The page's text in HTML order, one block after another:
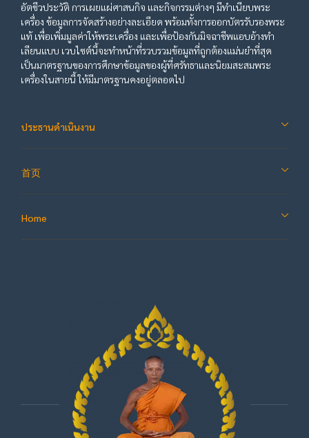
อัตชีวประวัติ การเผยแผ่ศาสนกิจ และกิจกรรมต่างๆ มีทำเนียบพระ
เครื่อง ข้อมูลการจัดสร้างอย่างละเอียด พร้อมทั้งการออกบัตรรับรองพระ
แท้ เพื่อเพิ่มมูลค่าให้พระเครื่อง และเพื่อป้องกันมิจฉาชีพแอบอ้างทำ
เลียนแบบ เวบไซต์นี้จะทำหน้าที่รวบรวมข้อมูลที่ถูกต้องแม่นยำที่สุด
เป็นมาตรฐานของการศึกษาข้อมูลของผู้ที่ศรัทธาและนิยมสะสมพระ
เครื่องในสายนี้ ให้มีมาตรฐานคงอยู่ตลอดไป
ประธานดำเนินงาน
首页
Home